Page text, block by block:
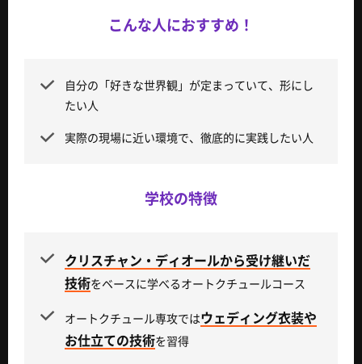
こんな人におすすめ！
自分の「好きな世界観」が定まっていて、形にし
たい人
実際の現場に近い環境で、徹底的に実践したい人
学校の特徴
クリスチャン・ディオールから受け継いだ
技術をベースに学べるオートクチュールコース
オートクチュール専攻ではウェディング衣装や
お仕立ての技術を習得